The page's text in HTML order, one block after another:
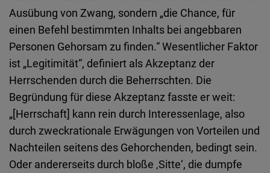
Ausübung von Zwang, sondern „die Chance, für
einen Befehl bestimmten Inhalts bei angebbaren
Personen Gehorsam zu finden.“ Wesentlicher Faktor
ist „Legitimität“, definiert als Akzeptanz der
Herrschenden durch die Beherrschten. Die
Begründung für diese Akzeptanz fasste er weit:
„[Herrschaft] kann rein durch Interessenlage, also
durch zweckrationale Erwägungen von Vorteilen und
Nachteilen seitens des Gehorchenden, bedingt sein.
Oder andererseits durch bloße ‚Sitte‘, die dumpfe